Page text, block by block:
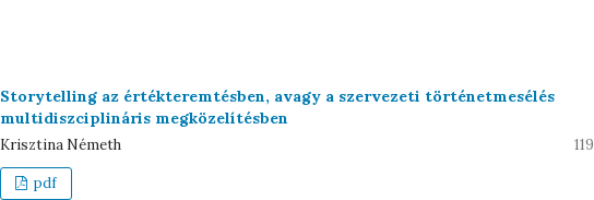
Storytelling az értékteremtésben, avagy a szervezeti történetmesélés
multidiszciplináris megközelítésben
Krisztina Németh
pdf